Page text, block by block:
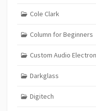
Cole Clark
Column for Beginners
Custom Audio
Darkglass
Digitech